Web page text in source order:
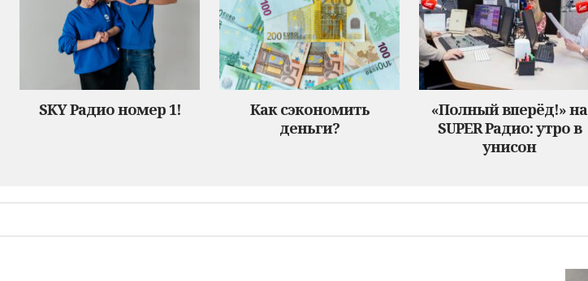
SKY Радио номер 1!
Как сэкономить
деньги?
«Полный вперёд!» на
SUPER Радио: утро в
унисон